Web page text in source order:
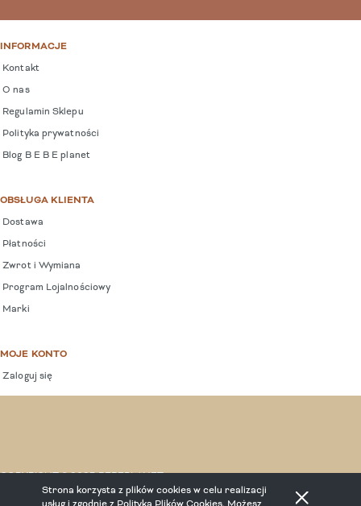
Strona korzysta z plików cookies w celu realizacji
INFORMACJE
Kontakt
O nas
Regulamin Sklepu
Polityka prywatności
Blog B E B E planet
OBSŁUGA KLIENTA
Dostawa
Płatności
Zwrot i Wymiana
Program Lojalnościowy
Marki
MOJE KONTO
Zaloguj się
COPYRIGHT © 2025 BEBEPLANET.